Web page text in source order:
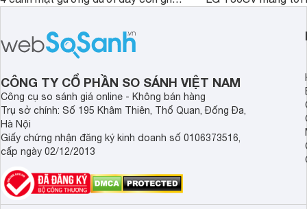
công nghệ bảo quản hiện đại, đáp ứng
tốt nhu cầu lưu trữ thực phẩm của gia
mức giá bán dễ
nhiều khách hàng
CÔNG TY CỔ PHẦN SO SÁNH VIỆT NAM
Công cụ so sánh giá online - Không bán hàng
Trụ sở chính: Số 195 Khâm Thiên, Thổ Quan, Đống Đa,
Hà Nội
Giấy chứng nhận đăng ký kinh doanh số 0106373516,
cấp ngày 02/12/2013